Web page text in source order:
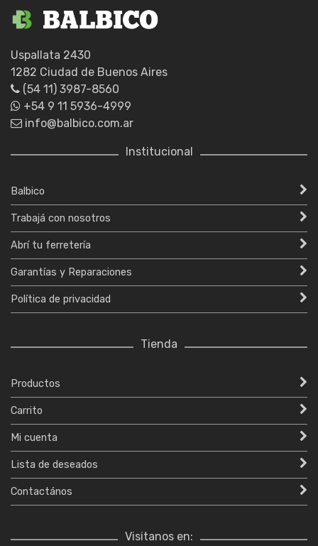
Uspallata 2430
1282 Ciudad de Buenos Aires
(54 11) 3987-8560
+54 9 11 5936-4999
info@balbico.com.ar
Institucional
Balbico
Trabajá con nosotros
Abrí tu ferretería
Garantías y Reparaciones
Política de privacidad
Tienda
Productos
Carrito
Mi cuenta
Lista de deseados
Contactános
Visitanos en: